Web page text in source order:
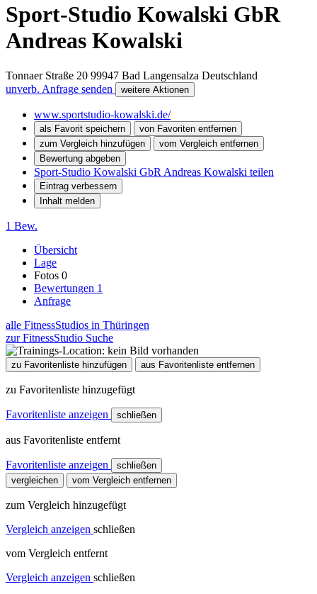
Sport-Studio Kowalski GbR
Andreas Kowalski
Tonnaer Straße 20 99947 Bad Langensalza Deutschland
unverb. Anfrage senden
weitere Aktionen
www.sportstudio-kowalski.de/
als Favorit speichern
von Favoriten entfernen
zum Vergleich hinzufügen
vom Vergleich entfernen
Bewertung abgeben
Sport-Studio Kowalski GbR Andreas Kowalski teilen
Eintrag verbessern
Inhalt melden
1 Bew.
Übersicht
Lage
Fotos 0
Bewertungen 1
Anfrage
alle FitnessStudios in Thüringen
zur FitnessStudio Suche
zu Favoritenliste hinzufügen aus Favoritenliste entfernen
zu Favoritenliste hinzugefügt
Favoritenliste anzeigen schließen
aus Favoritenliste entfernt
Favoritenliste anzeigen
schließen
vergleichen
vom Vergleich entfernen
zum Vergleich hinzugefügt
Vergleich anzeigen schließen
vom Vergleich entfernt
Vergleich anzeigen schließen